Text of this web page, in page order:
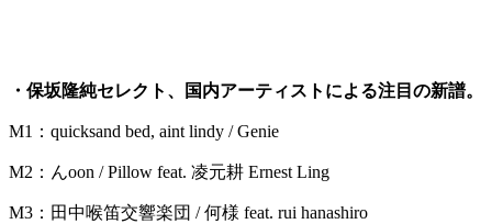
・保坂隆純セレクト、国内アーティストによる注目の新譜。
M1：quicksand bed, aint lindy / Genie
M2：んoon / Pillow feat. 凌元耕 Ernest Ling
M3：田中喉笛交響楽団 / 何様 feat. rui hanashiro